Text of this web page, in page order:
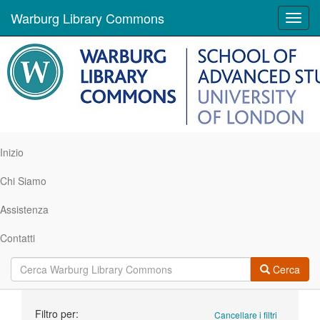
Warburg Library Commons
Inizio
Chi Siamo
Assistenza
Contatti
Cerca
Cancellare i filtri
Filtro per: